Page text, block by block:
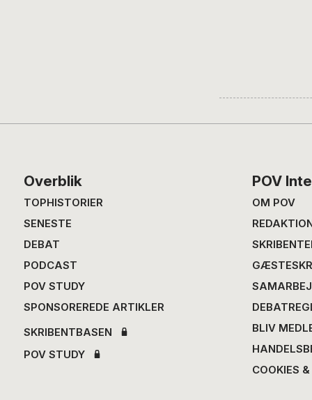
Footer
Overblik
TOPHISTORIER
SENESTE
DEBAT
PODCAST
POV STUDY
SPONSOREREDE ARTIKLER
SKRIBENTBASEN
POV STUDY
POV
OM POV
BLIV
COOKIES